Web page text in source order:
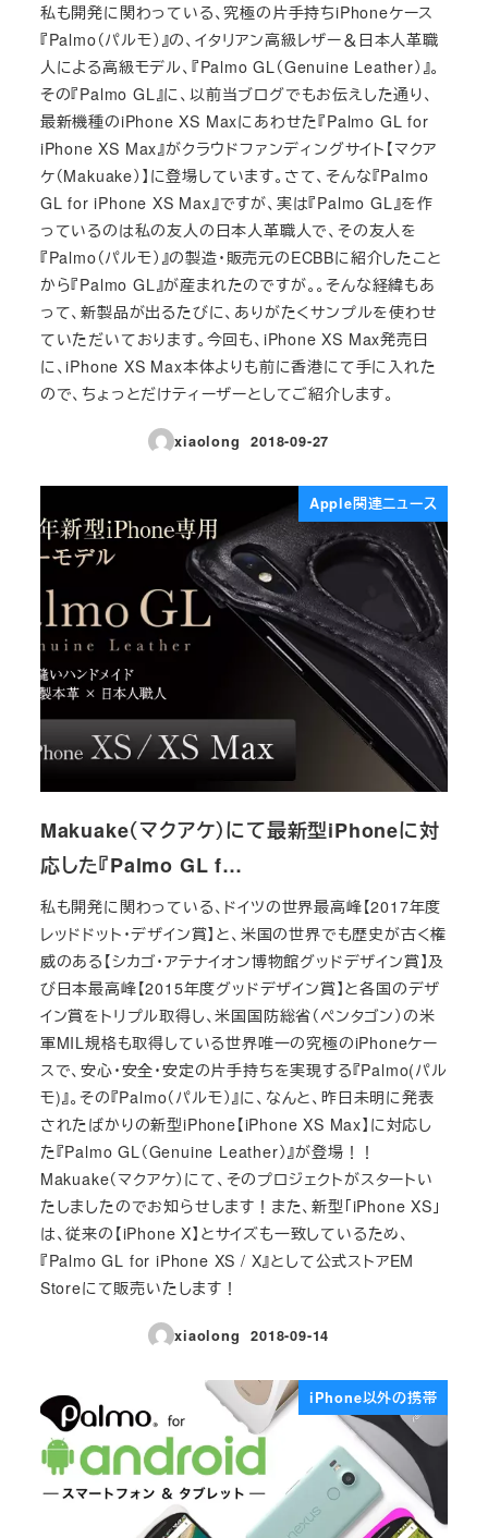
私も開発に関わっている、究極の片手持ちiPhoneケース
『Palmo（パルモ）』の、イタリアン高級レザー＆日本人革職
人による高級モデル、『Palmo GL（Genuine Leather）』。
その『Palmo GL』に、以前当ブログでもお伝えした通り、
最新機種のiPhone XS Maxにあわせた『Palmo GL for
iPhone XS Max』がクラウドファンディングサイト【マクア
ケ（Makuake）】に登場しています。さて、そんな『Palmo
GL for iPhone XS Max』ですが、実は『Palmo GL』を作
っているのは私の友人の日本人革職人で、その友人を
『Palmo（パルモ）』の製造・販売元のECBBに紹介したこと
から『Palmo GL』が産まれたのですが。。そんな経緯もあ
って、新製品が出るたびに、ありがたくサンプルを使わせ
ていただいております。今回も、iPhone XS Max発売日
に、iPhone XS Max本体よりも前に香港にて手に入れた
ので、ちょっとだけティーザーとしてご紹介します。
xiaolong
投稿日
2018-09-27
Apple関連ニュース
Makuake（マクアケ）にて最新型iPhoneに対
応した『Palmo GL f…
私も開発に関わっている、ドイツの世界最高峰【2017年度
レッドドット・デザイン賞】と、米国の世界でも歴史が古く権
威のある【シカゴ・アテナイオン博物館グッドデザイン賞】及
び日本最高峰【2015年度グッドデザイン賞】と各国のデザ
イン賞をトリプル取得し、米国国防総省（ペンタゴン）の米
軍MIL規格も取得している世界唯一の究極のiPhoneケー
スで、安心・安全・安定の片手持ちを実現する『Palmo(パル
モ)』。その『Palmo（パルモ）』に、なんと、昨日未明に発表
されたばかりの新型iPhone【iPhone XS Max】に対応し
た『Palmo GL（Genuine Leather）』が登場！！
Makuake（マクアケ）にて、そのプロジェクトがスタートい
たしましたのでお知らせします！また、新型「iPhone XS」
は、従来の【iPhone X】とサイズも一致しているため、
『Palmo GL for iPhone XS / X』として公式ストアEM
Storeにて販売いたします！
xiaolong
投稿日
2018-09-14
iPhone以外の携帯